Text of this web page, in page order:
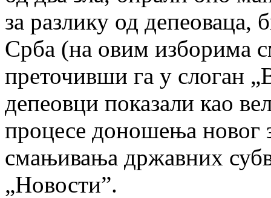
за разлику од депеоваца,
Срба (на овим изборима
преточивши га у слоган
депеовци показали као
процесе доношења новог
смањивања државних
„Новости”.